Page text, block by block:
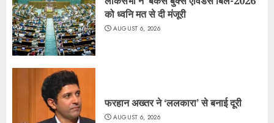
को ध्वनि मत से दी मंजूरी
AUGUST 6, 2026
फरहान अख्तर ने ‘ललकारा’ से बनाई दूरी
AUGUST 6, 2026